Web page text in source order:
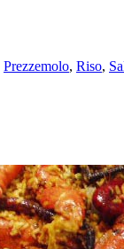
Prezzemolo, Riso,